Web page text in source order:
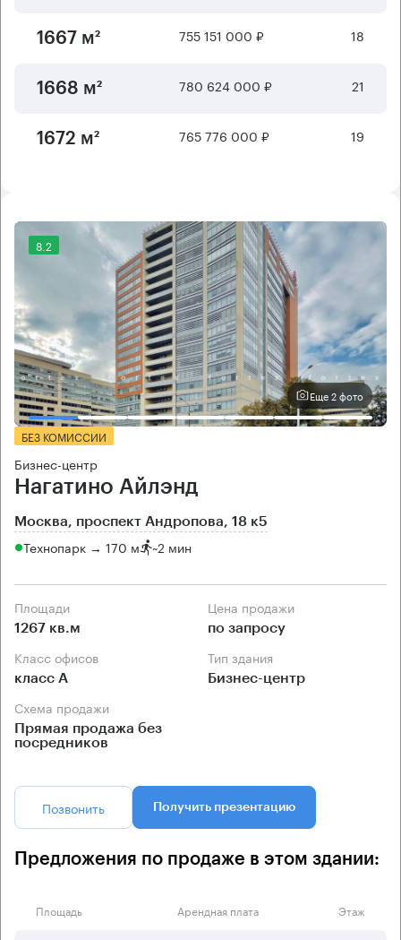
1667 м² 755 151 000 ₽ 18
1668 м² 780 624 000 ₽ 21
1672 м² 765 776 000 ₽ 19
8.2
Еще 2 фото
БЕЗ КОМИССИИ
Бизнес-центр
Нагатино Айлэнд
Москва, проспект Андропова, 18 к5
Технопарк → 170 м ~2 мин
Площади
1267 кв.м
Цена продажи
по запросу
Класс офисов
класс А
Тип здания
Бизнес-центр
Схема продажи
Прямая продажа без
посредников
Позвонить Получить презентацию
Предложения по продаже в этом здании:
Площадь Арендная плата Этаж